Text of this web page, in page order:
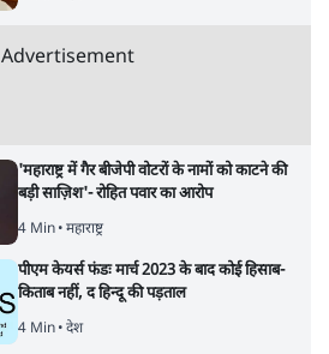
Advertisement
'महाराष्ट्र में गैर बीजेपी वोटरों के नामों को काटने की
बड़ी साज़िश'- रोहित पवार का आरोप
4 Min• महाराष्ट्र
पीएम केयर्स फंडः मार्च 2023 के बाद कोई हिसाब-
किताब नहीं, द हिन्दू की पड़ताल
4 Min• देश